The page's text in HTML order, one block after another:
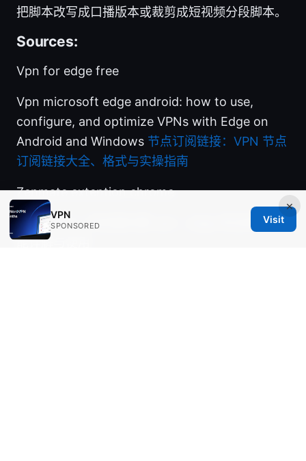
把脚本改写成口播版本或裁剪成短视频分段脚本。
Sources:
Vpn for edge free
Vpn microsoft edge android: how to use,
configure, and optimize VPNs with Edge on
Android and Windows 节点订阅链接：VPN 节点
订阅链接大全、格式与实操指南
Zenmate extention chrome
微软 edge ⭐ 浏览器内置 vpn：edge 安全网络功
能详解与使用
×
VPN
SPONSORED
Visit